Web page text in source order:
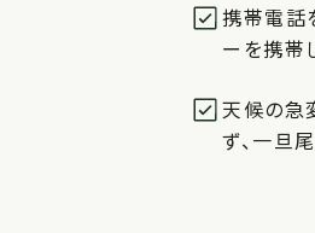
携帯電話
ーを携帯
天候の急
ず、一旦